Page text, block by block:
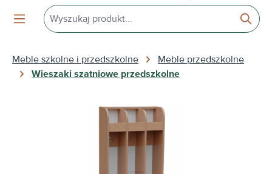
Meble szkolne i przedszkolne
Meble przedszkolne
Wieszaki szatniowe przedszkolne
Pomiń galerię zdjęć